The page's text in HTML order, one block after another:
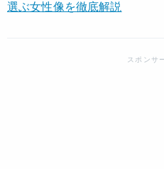
選ぶ女性像を徹底解説